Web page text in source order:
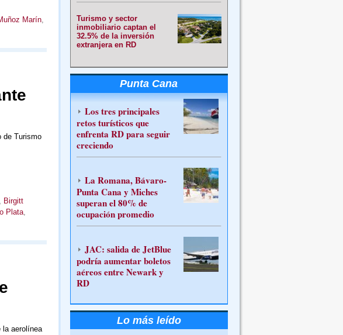
Marín,
de Turismo
Birgitt
Plata,
la aerolínea
Turismo y sector
inmobiliario captan el
32.5% de la inversión
extranjera en RD
Punta Cana
Los tres principales
retos turísticos que
enfrenta RD para seguir
creciendo
La Romana, Bávaro-
Punta Cana y Miches
superan el 80% de
ocupación promedio
JAC: salida de JetBlue
podría aumentar boletos
aéreos entre Newark y
RD
Lo más leído